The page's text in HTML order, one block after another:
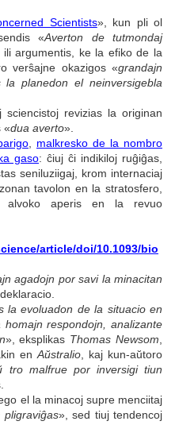
Scientists», kun pli ol
«Averton de tutmondaj
argumentis, ke la efiko de la
verŝajne okazigos «grandajn
la planedon el neinversigebla
revizias la originan
«dua averto».
malkresko de la nombro
gaso: ĉiuj ĉi indikiloj ruĝiĝas,
seniluziigaj, krom internaciaj
tavolon en la stratosfero,
alvoko aperis en la revuo
article/doi/10.1093/bio
agadojn por savi la minacitan
la evoluadon de la situacio en
respondojn, analizante
», eksplikas Thomas Newsom
en Aŭstralio , kaj kun-aŭtoro
tro malfrue por inversigi tiun
el la minacoj supre menciitaj
pligraviĝas», sed tiuj tendencoj